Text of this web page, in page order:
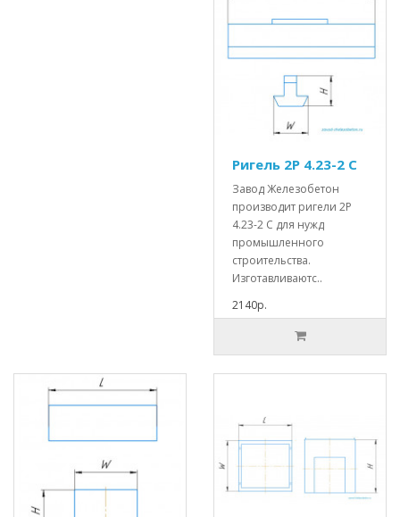
Ригель 2Р 4.23-2 С
Завод Железобетон
производит ригели 2Р
4.23-2 С для нужд
промышленного
строительства.
Изготавливаютс..
2140р.